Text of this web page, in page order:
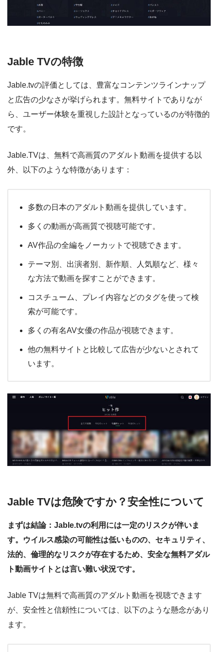
Jable TVの特徴
Jable.tvの評価としては、豊富なコンテンツラインナップ
と広告の少なさが挙げられます。無料サイトでありなが
ら、ユーザー体験を重視した設計となっているのが特徴的
です。
Jable.TVは、無料で高画質のアダルト動画を提供する以
外、以下のような特徴があります：
多数の日本のアダルト動画を提供しています。
多くの動画が高画質で視聴可能です。
AV作品の全編をノーカットで視聴できます。
テーマ別、出演者別、新作順、人気順など、様々
な方法で動画を探すことができます。
コスチューム、プレイ内容などのタグを使って検
索が可能です。
多くの有名AV女優の作品が視聴できます。
他の無料サイトと比較して広告が少ないとされて
います。
Jable TVは危険ですか？安全性について
まずは結論：Jable.tvの利用には一定のリスクが伴いま
す。ウイルス感染の可能性は低いものの、セキュリティ、
法的、倫理的なリスクが存在するため、安全な無料アダル
ト動画サイトとは言い難い状況です。
Jable TVは無料で高画質のアダルト動画を視聴できます
が、安全性と信頼性については、以下のような懸念があり
ます。